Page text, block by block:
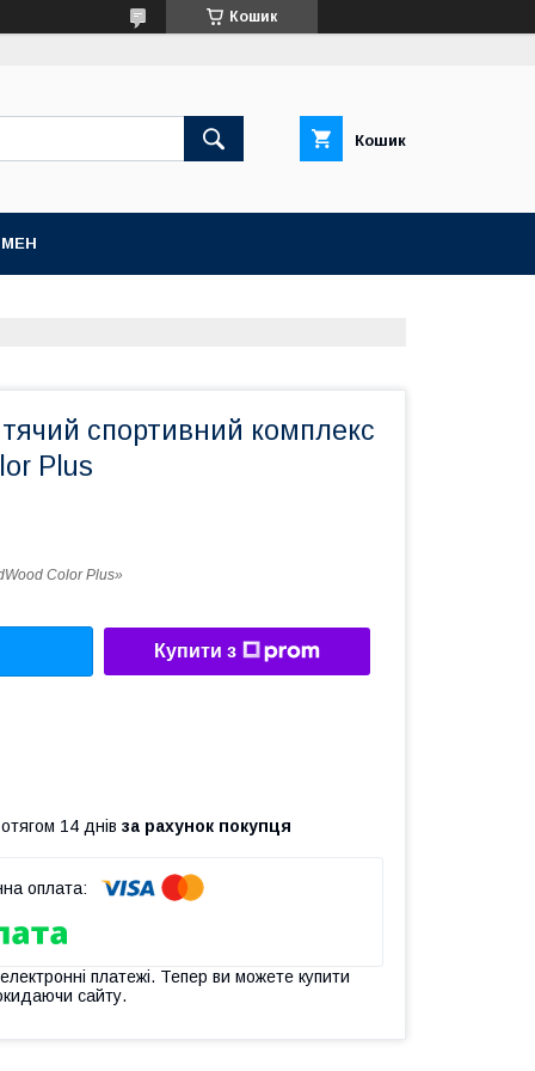
Кошик
Кошик
спортивний комплекс
Plus
Color Plus»
Купити з
14 днів за рахунок покупця
платежі. Тепер ви можете купити
сайту.